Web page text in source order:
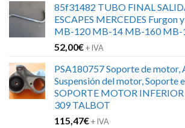
85f31482 TUBO FINAL
ESCAPES MERCEDES
MB-120 MB-14 MB-160 MB-
52,00€+ IVA
PSA180757 Soporte de motor,
Suspensión del motor, Soporte
SOPORTE MOTOR
309 TALBOT
115,47€+ IVA